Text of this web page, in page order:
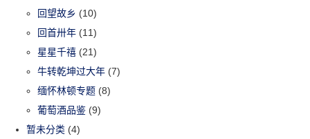
回望故乡 (10)
回首卅年 (11)
星星千禧 (21)
牛转乾坤过大年 (7)
缅怀林顿专题 (8)
葡萄酒品鉴 (9)
暂未分类 (4)